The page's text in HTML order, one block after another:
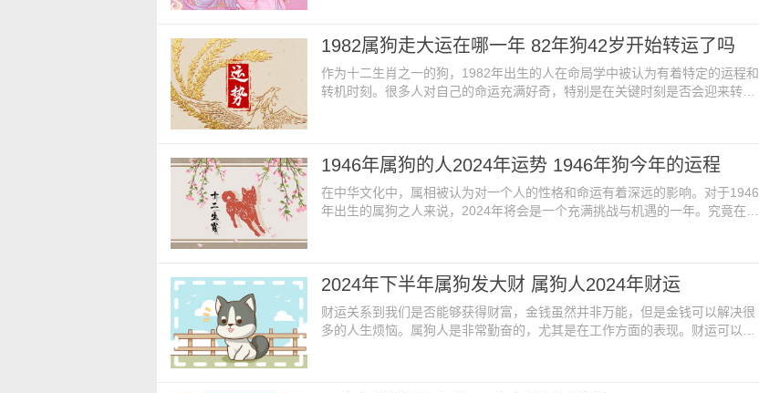
责的态度，好奇心特别的强烈，在一生的发
1982属狗走大运在哪一年 82年狗42岁开始转运了吗
作为十二生肖之一的狗，1982年出生的人在命局学中被认为有着特定的运程和
转机时刻。很多人对自己的命运充满好奇，特别是在关键时刻是否会迎来转
一。1982年出生的生肖狗，其大运年份的计算可通过生辰
1946年属狗的人2024年运势 1946年狗今年的运程
在中华文化中，属相被认为对一个人的性格和命运有着深远的影响。对于1946
年出生的属狗之人来说，2024年将会是一个充满挑战与机遇的一年。究竟在这
说，整体运势还是较为稳定的，因为在2024年出现的
2024年下半年属狗发大财 属狗人2024年财运
财运关系到我们是否能够获得财富，金钱虽然并非万能，但是金钱可以解决很
多的人生烦恼。属狗人是非常勤奋的，尤其是在工作方面的表现。财运可以提